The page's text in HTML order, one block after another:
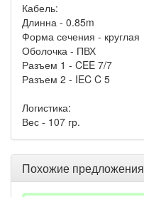
Кабель:
Длинна - 0.85m
Форма сечения - круглая
Оболочка - ПВХ
Разъем 1 - CEE 7/7
Разъем 2 - IEC C 5
Логистика:
Вес - 107 гр.
Похожие предложения